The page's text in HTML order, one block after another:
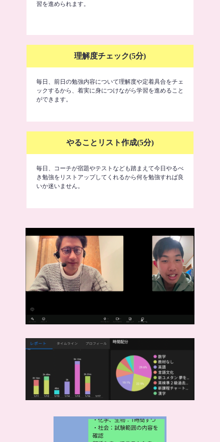
習を進められます。
理解度チェック(5分)
毎日、前日の勉強内容について理解度や定着具合をチェ
ックするから、着実に身につけながら学習を進めること
ができます。
やることリスト作成(5分)
毎日、コーチが宿題やテストなども踏まえて今日やるべ
き勉強をリストアップしてくれるから何を勉強すれば良
いか迷いません。